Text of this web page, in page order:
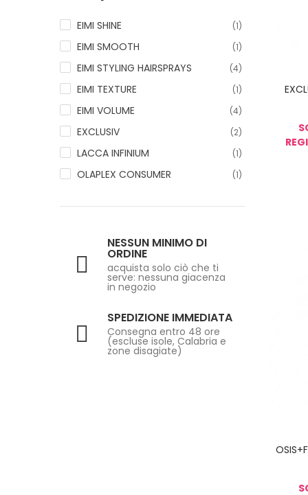
EIMI SHINE (1)
EIMI SMOOTH (1)
EIMI STYLING HAIRSPRAYS (4)
EIMI TEXTURE (1)
EIMI VOLUME (4)
EXCLUSIV (2)
LACCA INFINIUM (1)
OLAPLEX CONSUMER (1)
OSIS+ TEXTURE
STYLYNG SILHOUETTE
NESSUN MINIMO DI
ORDINE
acquista solo ciò che ti
serve: nessuna giacenza
in negozio
SPEDIZIONE IMMEDIATA
Consegna entro 48 ore
(escluse isole, Calabria e
zone disagiate)